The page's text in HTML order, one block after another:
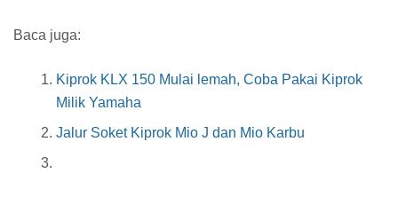
Baca juga:
Kiprok KLX 150 Mulai lemah, Coba Pakai Kiprok
Milik Yamaha
Jalur Soket Kiprok Mio J dan Mio Karbu